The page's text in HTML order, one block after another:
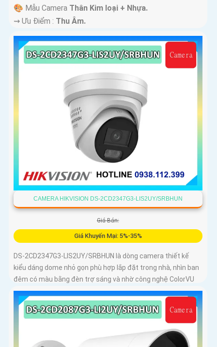
🎨 Mẫu Camera Thân Kim loại + Nhựa.
️⇝ Ưu Điểm : Thu Âm.
CAMERA HIKVISION DS-2CD2347G3-LIS2UY/SRBHUN
Giá Bán:
Giá Khuyến Mại: 5%-35%
DS-2CD2347G3-LIS2UY/SRBHUN là dòng camera thiết kế
kiểu dáng dome nhỏ gọn phù hợp lắp đặt trong nhà, nhìn ban
đêm có màu bằng đèn trợ sáng và nhờ công nghệ ColorVU
HikAI-ISP, có tính năng AI giúp nhận diện người và phương
tiện, tích hợp micro kép